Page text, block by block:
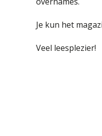
Je kun het
Veel leesplezier!